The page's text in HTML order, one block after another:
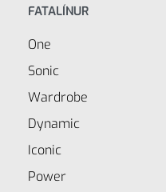
FATALÍNUR
One
Sonic
Wardrobe
Dynamic
Iconic
Power